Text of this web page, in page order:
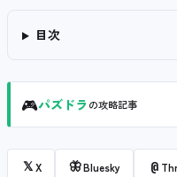
目次
🎮パズドラの攻略記事
𝕏X 🦋Bluesky @